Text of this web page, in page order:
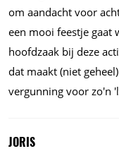
om aandacht voor
een mooi feestje gaat
hoofdzaak bij deze
dat maakt (niet
vergunning voor zo'n
JORIS